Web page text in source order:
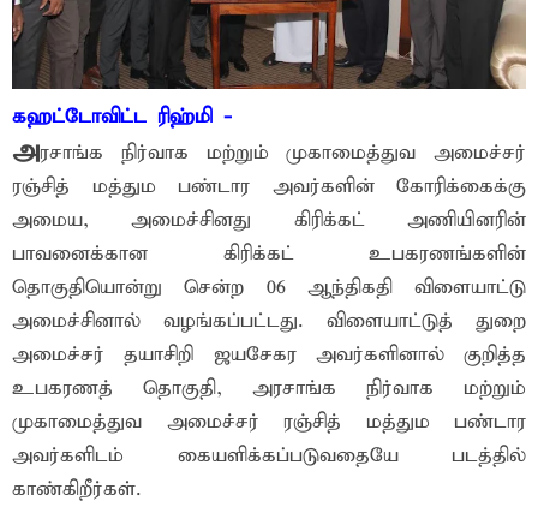
கஹட்டோவிட்ட ரிஹ்மி -
அரசாங்க நிர்வாக மற்றும் முகாமைத்துவ அமைச்சர்
ரஞ்சித் மத்தும பண்டார அவர்களின் கோரிக்கைக்கு
அமைய, அமைச்சினது கிரிக்கட் அணியினரின்
பாவனைக்கான கிரிக்கட் உபகரணங்களின்
தொகுதியொன்று சென்ற 06 ஆந்திகதி விளையாட்டு
அமைச்சினால் வழங்கப்பட்டது. விளையாட்டுத் துறை
அமைச்சர் தயாசிறி ஜயசேகர அவர்களினால் குறித்த
உபகரணத் தொகுதி, அரசாங்க நிர்வாக மற்றும்
முகாமைத்துவ அமைச்சர் ரஞ்சித் மத்தும பண்டார
அவர்களிடம் கையளிக்கப்படுவதையே படத்தில்
காண்கிறீர்கள்.